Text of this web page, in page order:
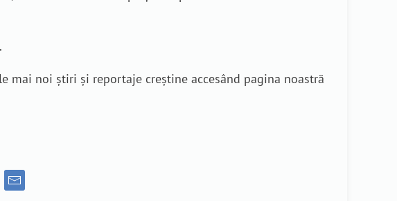
mai noi știri și reportaje creștine accesând pagina noastră